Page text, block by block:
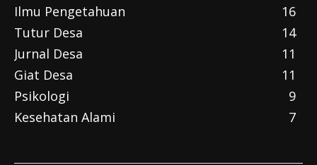
Ilmu Pengetahuan
16
Tutur Desa
14
Jurnal Desa
11
Giat Desa
11
Psikologi
9
Kesehatan Alami
7